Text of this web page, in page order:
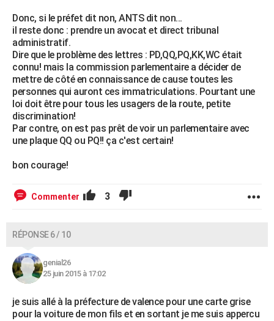
Donc, si le préfet dit non, ANTS dit non...
il reste donc : prendre un avocat et direct tribunal
administratif.
Dire que le problème des lettres : PD,QQ,PQ,KK,WC était
connu! mais la commission parlementaire a décider de
mettre de côté en connaissance de cause toutes les
personnes qui auront ces immatriculations. Pourtant une
loi doit être pour tous les usagers de la route, petite
discrimination!
Par contre, on est pas prêt de voir un parlementaire avec
une plaque QQ ou PQ!! ça c'est certain!
bon courage!
Commenter 3
RÉPONSE 6 / 10
genial26
25 juin 2015 à 17:02
je suis allé à la préfecture de valence pour une carte grise
pour la voiture de mon fils et en sortant je me suis appercu